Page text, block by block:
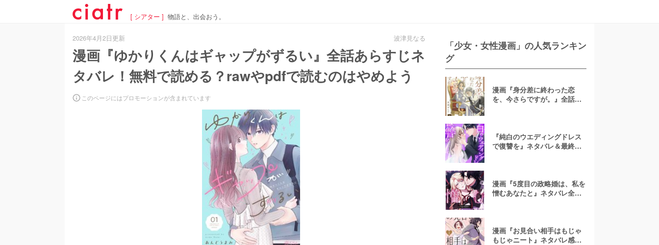
[ シアター ] 物語と、出会おう。
2026年4月2日更新 波津見なる
漫画『ゆかりくんはギャップがずるい』全話あらすじネ
タバレ！無料で読める？rawやpdfで読むのはやめよう
このページにはプロモーションが含まれています
「少女・女性漫画」の人気ランキン
グ
漫画『身分差に終わった恋
を、今さらですが。』全話ネ
『純白のウエディングドレス
で復讐を』ネタバレ＆最終回
漫画『5度目の政略婚は、私を
憎むあなたと』ネタバレ全話
漫画『お見合い相手はもじゃ
もじゃニート』ネタバレ感